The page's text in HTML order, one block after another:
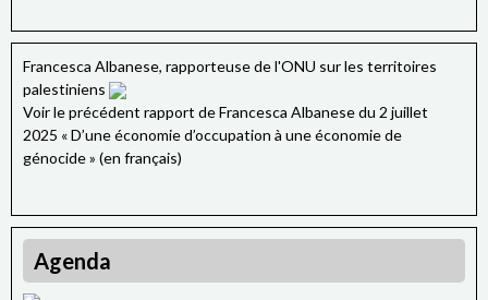
Francesca Albanese, rapporteuse de l'ONU sur les territoires
palestiniens
Voir le précédent rapport de Francesca Albanese du 2 juillet
2025 « D’une économie d’occupation à une économie de
génocide » (en français)
Agenda